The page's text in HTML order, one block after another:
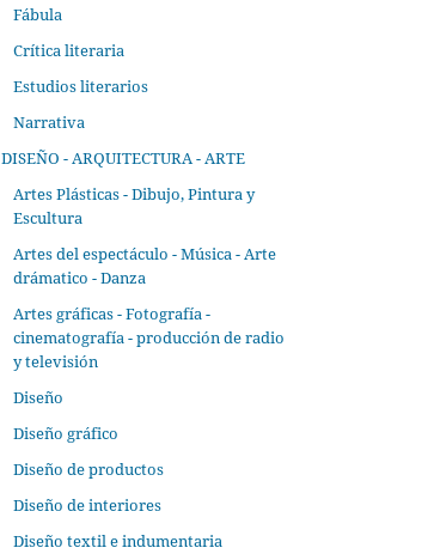
Fábula
Crítica literaria
Estudios literarios
Narrativa
DISEÑO - ARQUITECTURA - ARTE
Artes Plásticas - Dibujo, Pintura y
Escultura
Artes del espectáculo - Música - Arte
drámatico - Danza
Artes gráficas - Fotografía -
cinematografía - producción de radio
y televisión
Diseño
Diseño gráfico
Diseño de productos
Diseño de interiores
Diseño textil e indumentaria